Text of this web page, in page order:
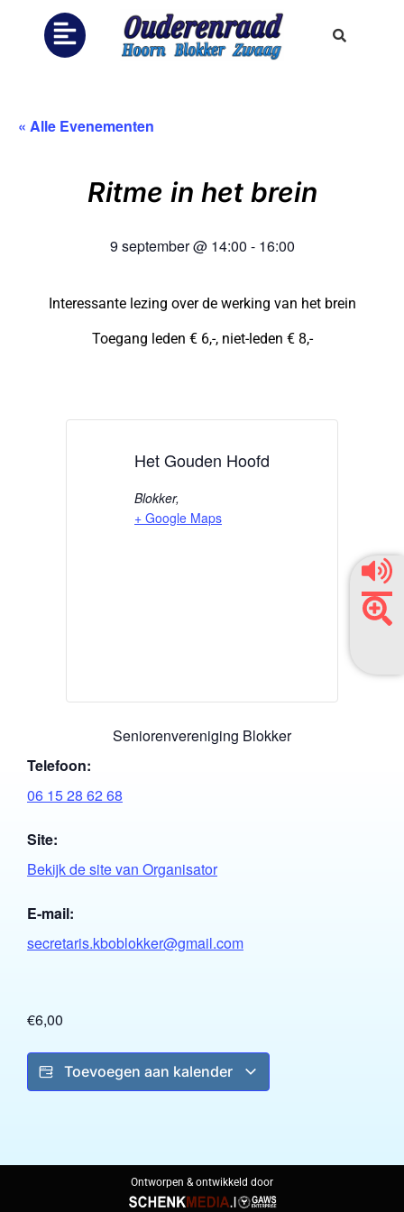
« Alle Evenementen
Ritme in het brein
9 september@ 14:00 - 16:00
Interessante lezing over de werking van het brein
Toegang leden € 6,-, niet-leden € 8,-
Het Gouden Hoofd
Blokker,
+ Google Maps
Seniorenvereniging Blokker
Telefoon:
06 15 28 62 68
Site:
Bekijk de site van Organisator
E-mail:
secretaris.kboblokker@gmail.com
€6,00
Toevoegen aan kalender
Ontworpen & ontwikkeld door